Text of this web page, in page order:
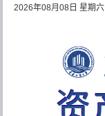
2026年08月08日 星期六